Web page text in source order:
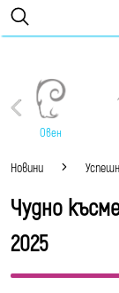
Овен
Новини
Чудно
2025